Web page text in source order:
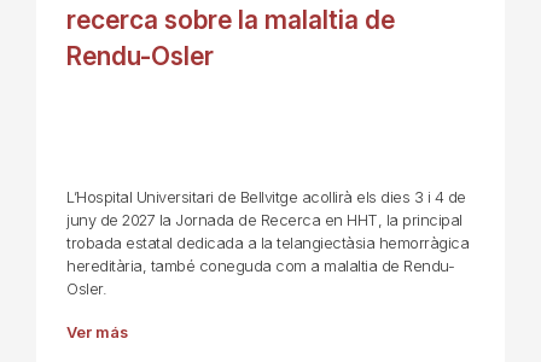
recerca sobre la malaltia de
Rendu-Osler
L’Hospital Universitari de Bellvitge acollirà els dies 3 i 4 de
juny de 2027 la Jornada de Recerca en HHT, la principal
trobada estatal dedicada a la telangiectàsia hemorràgica
hereditària, també coneguda com a malaltia de Rendu-
Osler.
Ver más